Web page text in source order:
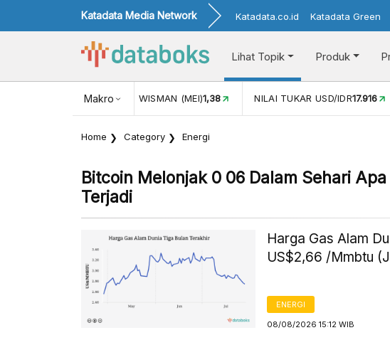
Katadata Media Network Katadata.co.id Katadata Green
Lihat Topik Produk
Makro
KUNJUNGAN WISMAN (MEI)1,38 NILAI TUKAR USD/IDR17.916
Home Category Energi
Bitcoin Melonjak 0 06 Dalam Sehari Apa
Terjadi
Harga Gas Alam
US$2,66 /Mmbtu
ENERGI
08/08/2026 15:12 WIB